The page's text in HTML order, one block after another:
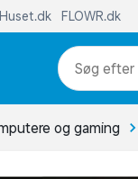
FLOWR.dk
og gaming